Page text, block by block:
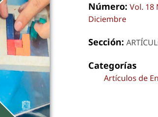
Número: Vol. 18
Diciembre
Sección:
Categorías
Artículos de